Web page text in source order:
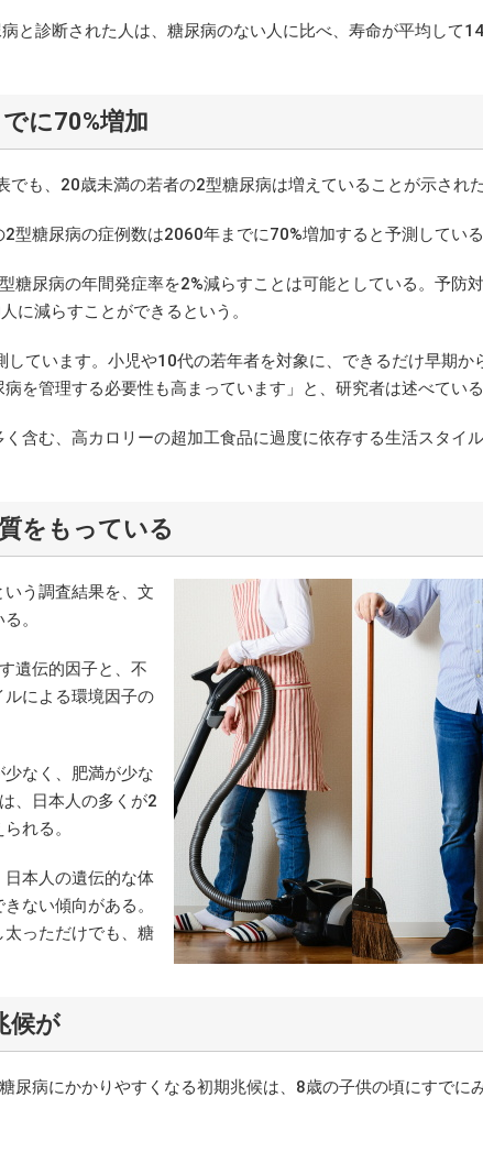
と診断された人は、糖尿病のない人に比べ、寿命が平均して
に70%増加
も、20歳未満の若者の2型糖尿病は増えていることが示された
糖尿病の症例数は2060年までに70%増加すると予測している
尿病の年間発症率を2%減らすことは可能としている。予防
に減らすことができるという。
ています。小児や10代の若年者を対象に、できるだけ早期か
を管理する必要性も高まっています」と、研究者は述べている
含む、高カロリーの超加工食品に過度に依存する生活スタイ
をもっている
う調査結果を、文
。
遺伝的因子と、不
による環境因子の
なく、肥満が少な
、日本人の多くが2
れる。
本人の遺伝的な体
ない傾向がある。
っただけでも、糖
候が
病にかかりやすくなる初期兆候は、8歳の子供の頃にすでに